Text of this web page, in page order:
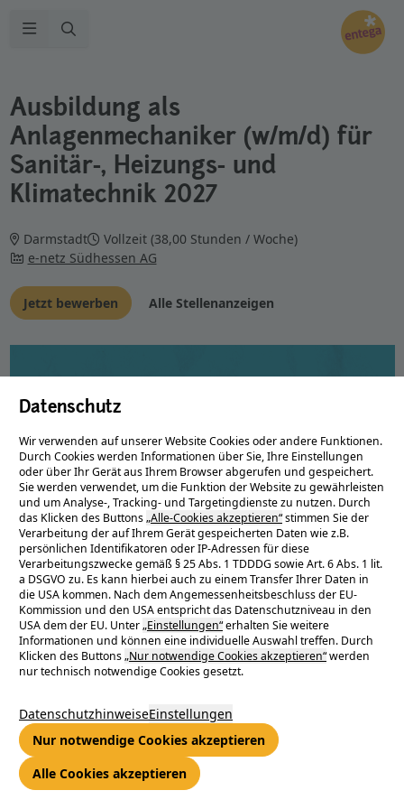
Datenschutz
Wir verwenden auf unserer Website Cookies oder andere Funktionen.
Durch Cookies werden Informationen über Sie, Ihre Einstellungen
oder über Ihr Gerät aus Ihrem Browser abgerufen und gespeichert.
Sie werden verwendet, um die Funktion der Website zu gewährleisten
und um Analyse-, Tracking- und Targetingdienste zu nutzen. Durch
das Klicken des Buttons„Alle-Cookies akzeptieren“stimmen Sie der
Verarbeitung der auf Ihrem Gerät gespeicherten Daten wie z.B.
persönlichen Identifikatoren oder IP-Adressen für diese
Verarbeitungszwecke gemäß § 25 Abs. 1 TDDDG sowie Art. 6 Abs. 1 lit.
a DSGVO zu. Es kann hierbei auch zu einem Transfer Ihrer Daten in
die USA kommen. Nach dem Angemessenheitsbeschluss der EU-
Kommission und den USA entspricht das Datenschutzniveau in den
USA dem der EU. Unter„Einstellungen“erhalten Sie weitere
Informationen und können eine individuelle Auswahl treffen. Durch
Klicken des Buttons„Nur notwendige Cookies akzeptieren“werden
nur technisch notwendige Cookies gesetzt.
DatenschutzhinweiseEinstellungen
Nur notwendige Cookies akzeptieren
Alle Cookies akzeptieren
Ausbildung als
Anlagenmechaniker (w/m/d) für
Sanitär-, Heizungs- und
Klimatechnik 2027
Darmstadt
Vollzeit (38,00 Stunden / Woche)
e-netz Südhessen AG
Jetzt bewerben Alle Stellenanzeigen
Sonne
tanken
zum Beruf machen!
Deine Aufgaben - Die Zukunft
mitgestalten: